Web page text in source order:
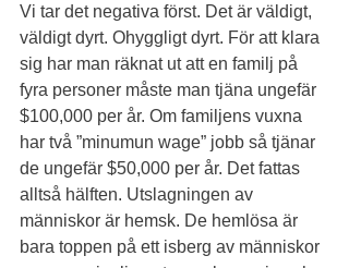
Vi tar det negativa först. Det är väldigt,
väldigt dyrt. Ohyggligt dyrt. För att klara
sig har man räknat ut att en familj på
fyra personer måste man tjäna ungefär
$100,000 per år. Om familjens vuxna
har två ”minumun wage” jobb så tjänar
de ungefär $50,000 per år. Det fattas
alltså hälften. Utslagningen av
människor är hemsk. De hemlösa är
bara toppen på ett isberg av människor